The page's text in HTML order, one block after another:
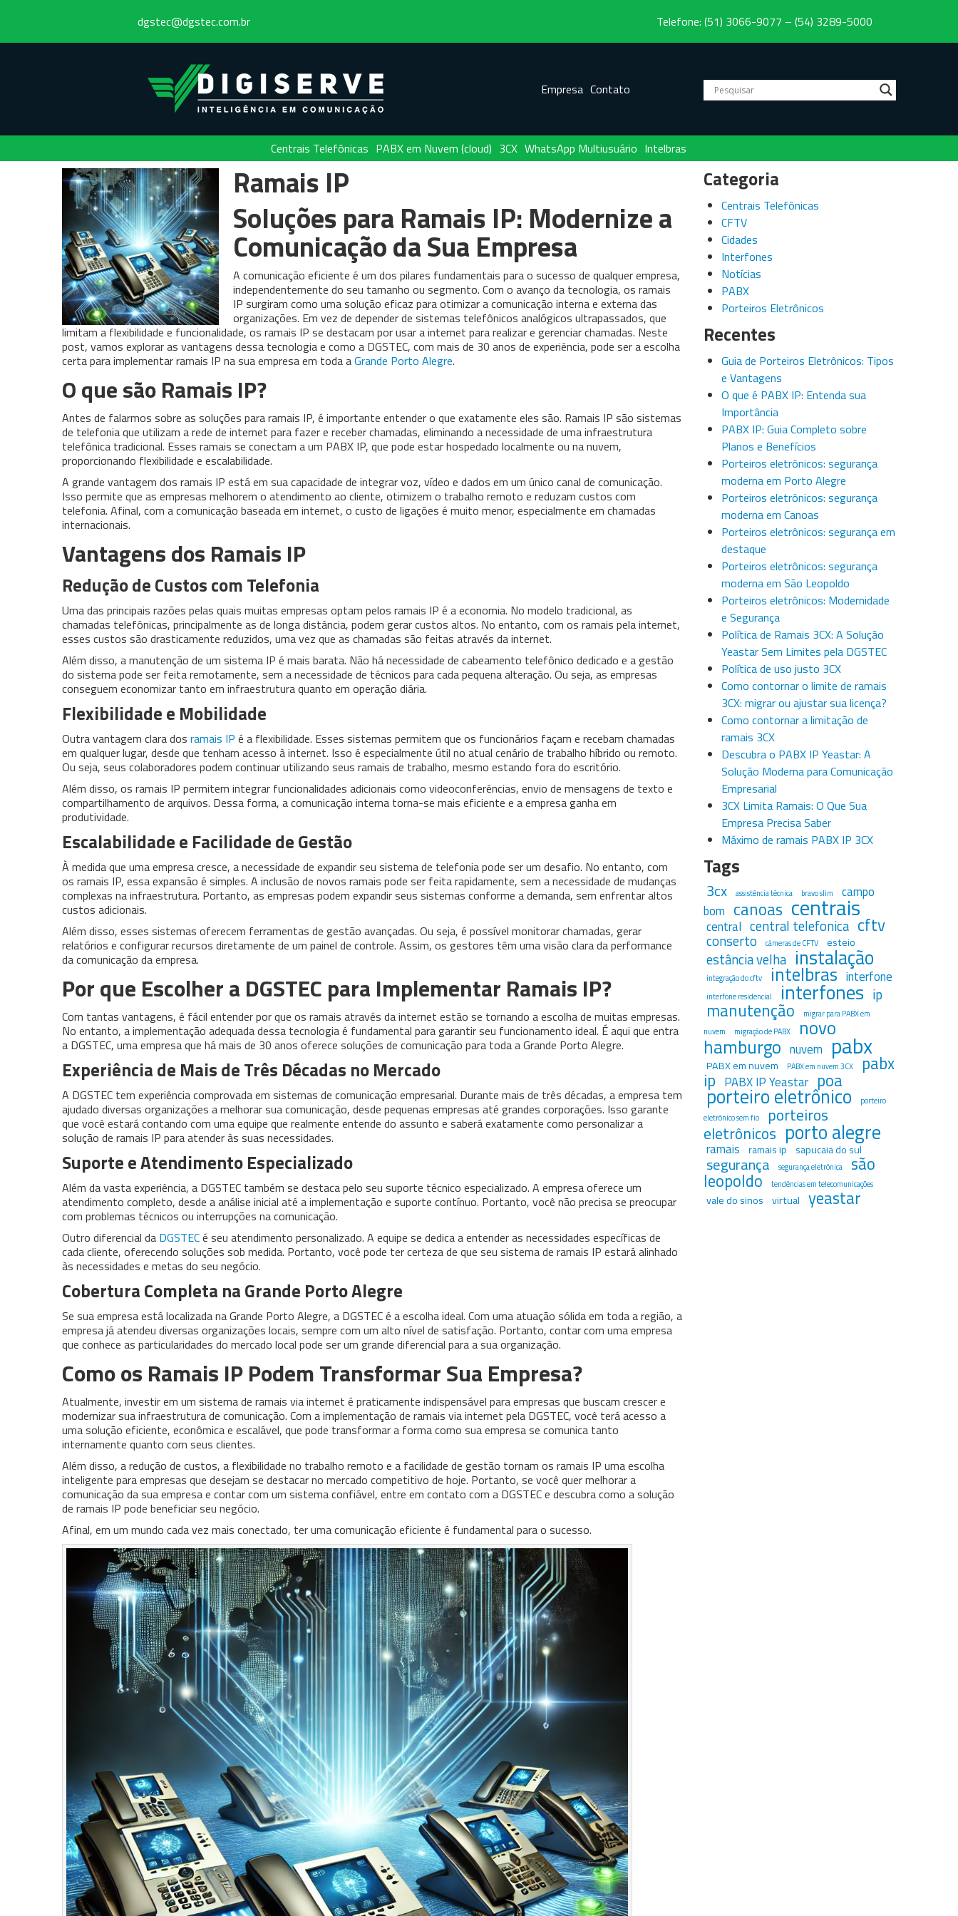
dgstec@dgstec.com.br Telefone: (51) 3066-9077 – (54) 3289-5000
Empresa Contato
Centrais Telefônicas PABX em Nuvem (cloud) 3CX WhatsApp Multiusuário Intelbras
Ramais IP
Soluções para Ramais IP: Modernize a
Comunicação da Sua Empresa
A comunicação eficiente é um dos pilares fundamentais para o sucesso de qualquer empresa,
independentemente do seu tamanho ou segmento. Com o avanço da tecnologia, os ramais
IP surgiram como uma solução eficaz para otimizar a comunicação interna e externa das
organizações. Em vez de depender de sistemas telefônicos analógicos ultrapassados, que
limitam a flexibilidade e funcionalidade, os ramais IP se destacam por usar a internet para realizar e gerenciar chamadas. Neste
post, vamos explorar as vantagens dessa tecnologia e como a DGSTEC, com mais de 30 anos de experiência, pode ser a escolha
certa para implementar ramais IP na sua empresa em toda aGrande Porto Alegre.
O que são Ramais IP?
Antes de falarmos sobre as soluções para ramais IP, é importante entender o que exatamente eles são. Ramais IP são sistemas
de telefonia que utilizam a rede de internet para fazer e receber chamadas, eliminando a necessidade de uma infraestrutura
telefônica tradicional. Esses ramais se conectam a um PABX IP, que pode estar hospedado localmente ou na nuvem,
proporcionando flexibilidade e escalabilidade.
A grande vantagem dos ramais IP está em sua capacidade de integrar voz, vídeo e dados em um único canal de comunicação.
Isso permite que as empresas melhorem o atendimento ao cliente, otimizem o trabalho remoto e reduzam custos com
telefonia. Afinal, com a comunicação baseada em internet, o custo de ligações é muito menor, especialmente em chamadas
internacionais.
Vantagens dos Ramais IP
Redução de Custos com Telefonia
Uma das principais razões pelas quais muitas empresas optam pelos ramais IP é a economia. No modelo tradicional, as
chamadas telefônicas, principalmente as de longa distância, podem gerar custos altos. No entanto, com os ramais pela internet,
esses custos são drasticamente reduzidos, uma vez que as chamadas são feitas através da internet.
Além disso, a manutenção de um sistema IP é mais barata. Não há necessidade de cabeamento telefônico dedicado e a gestão
do sistema pode ser feita remotamente, sem a necessidade de técnicos para cada pequena alteração. Ou seja, as empresas
conseguem economizar tanto em infraestrutura quanto em operação diária.
Flexibilidade e Mobilidade
Outra vantagem clara dos ramais IP é a flexibilidade. Esses sistemas permitem que os funcionários façam e recebam chamadas
em qualquer lugar, desde que tenham acesso à internet. Isso é especialmente útil no atual cenário de trabalho híbrido ou remoto.
Ou seja, seus colaboradores podem continuar utilizando seus ramais de trabalho, mesmo estando fora do escritório.
Além disso, os ramais IP permitem integrar funcionalidades adicionais como videoconferências, envio de mensagens de texto e
compartilhamento de arquivos. Dessa forma, a comunicação interna torna-se mais eficiente e a empresa ganha em
produtividade.
Escalabilidade e Facilidade de Gestão
À medida que uma empresa cresce, a necessidade de expandir seu sistema de telefonia pode ser um desafio. No entanto, com
os ramais IP, essa expansão é simples. A inclusão de novos ramais pode ser feita rapidamente, sem a necessidade de mudanças
complexas na infraestrutura. Portanto, as empresas podem expandir seus sistemas conforme a demanda, sem enfrentar altos
custos adicionais.
Além disso, esses sistemas oferecem ferramentas de gestão avançadas. Ou seja, é possível monitorar chamadas, gerar
relatórios e configurar recursos diretamente de um painel de controle. Assim, os gestores têm uma visão clara da performance
da comunicação da empresa.
Por que Escolher a DGSTEC para Implementar Ramais IP?
Com tantas vantagens, é fácil entender por que os ramais através da internet estão se tornando a escolha de muitas empresas.
No entanto, a implementação adequada dessa tecnologia é fundamental para garantir seu funcionamento ideal. É aqui que entra
a DGSTEC, uma empresa que há mais de 30 anos oferece soluções de comunicação para toda a Grande Porto Alegre.
Experiência de Mais de Três Décadas no Mercado
A DGSTEC tem experiência comprovada em sistemas de comunicação empresarial. Durante mais de três décadas, a empresa tem
ajudado diversas organizações a melhorar sua comunicação, desde pequenas empresas até grandes corporações. Isso garante
que você estará contando com uma equipe que realmente entende do assunto e saberá exatamente como personalizar a
solução de ramais IP para atender às suas necessidades.
Suporte e Atendimento Especializado
Além da vasta experiência, a DGSTEC também se destaca pelo seu suporte técnico especializado. A empresa oferece um
atendimento completo, desde a análise inicial até a implementação e suporte contínuo. Portanto, você não precisa se preocupar
com problemas técnicos ou interrupções na comunicação.
Outro diferencial da DGSTECé seu atendimento personalizado. A equipe se dedica a entender as necessidades específicas de
cada cliente, oferecendo soluções sob medida. Portanto, você pode ter certeza de que seu sistema de ramais IP estará alinhado
às necessidades e metas do seu negócio.
Cobertura Completa na Grande Porto Alegre
Se sua empresa está localizada na Grande Porto Alegre, a DGSTEC é a escolha ideal. Com uma atuação sólida em toda a região, a
empresa já atendeu diversas organizações locais, sempre com um alto nível de satisfação. Portanto, contar com uma empresa
que conhece as particularidades do mercado local pode ser um grande diferencial para a sua organização.
Como os Ramais IP Podem Transformar Sua Empresa?
Atualmente, investir em um sistema de ramais via internet é praticamente indispensável para empresas que buscam crescer e
modernizar sua infraestrutura de comunicação. Com a implementação de ramais via internet pela DGSTEC, você terá acesso a
uma solução eficiente, econômica e escalável, que pode transformar a forma como sua empresa se comunica tanto
internamente quanto com seus clientes.
Além disso, a redução de custos, a flexibilidade no trabalho remoto e a facilidade de gestão tornam os ramais IP uma escolha
inteligente para empresas que desejam se destacar no mercado competitivo de hoje. Portanto, se você quer melhorar a
comunicação da sua empresa e contar com um sistema confiável, entre em contato com a DGSTEC e descubra como a solução
de ramais IP pode beneficiar seu negócio.
Afinal, em um mundo cada vez mais conectado, ter uma comunicação eficiente é fundamental para o sucesso.
Categoria
Centrais Telefônicas
CFTV
Cidades
Interfones
Notícias
PABX
Porteiros Eletrônicos
Recentes
Guia de Porteiros Eletrônicos: Tipos
e Vantagens
O que é PABX IP: Entenda sua
Importância
PABX IP: Guia Completo sobre
Planos e Benefícios
Porteiros eletrônicos: segurança
moderna em Porto Alegre
Porteiros eletrônicos: segurança
moderna em Canoas
Porteiros eletrônicos: segurança em
destaque
Porteiros eletrônicos: segurança
moderna em São Leopoldo
Porteiros eletrônicos: Modernidade
e Segurança
Política de Ramais 3CX: A Solução
Yeastar Sem Limites pela DGSTEC
Política de uso justo 3CX
Como contornar o limite de ramais
3CX: migrar ou ajustar sua licença?
Como contornar a limitação de
ramais 3CX
Descubra o PABX IP Yeastar: A
Solução Moderna para Comunicação
Empresarial
3CX Limita Ramais: O Que Sua
Empresa Precisa Saber
Máximo de ramais PABX IP 3CX
Tags
3cx assistência técnica bravo slim
campo
bom canoas centrais
central central telefonica cftv
conserto câmeras de CFTV esteio
estância velha instalação
integração do cftv intelbras interfone
interfone residencial interfones ip
manutenção
migrar para PABX em
nuvem
migração de PABX novo
hamburgo nuvem pabx
PABX em nuvem PABX em nuvem 3CX pabx
ip PABX IP Yeastar poa
porteiro eletrônico
porteiro
eletrônico sem fio
porteiros
eletrônicos porto alegre
ramais ramais ip sapucaia do sul
segurança segurança eletrônica são
leopoldo tendências em telecomunicações
vale do sinos virtual yeastar